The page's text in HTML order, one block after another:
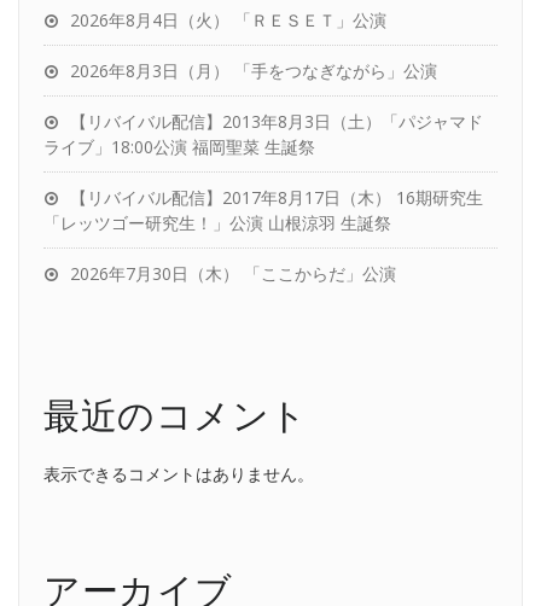
2026年8月4日（火） 「ＲＥＳＥＴ」公演
2026年8月3日（月） 「手をつなぎながら」公演
【リバイバル配信】2013年8月3日（土）「パジャマド
ライブ」18:00公演 福岡聖菜 生誕祭
【リバイバル配信】2017年8月17日（木） 16期研究生
「レッツゴー研究生！」公演 山根涼羽 生誕祭
2026年7月30日（木） 「ここからだ」公演
最近のコメント
表示できるコメントはありません。
アーカイブ